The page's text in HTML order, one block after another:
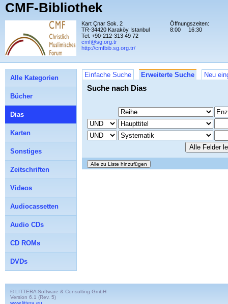
CMF-Bibliothek
Kart Çnar Sok. 2
TR-34420 Karaköy Istanbul
Tel. +90-212-313 49 72
cmf@sg.org.tr
http://cmfbib.sg.org.tr/
Öffnungszeiten:
8:00
16:30
Einfache Suche Erweiterte Suche Neu
Suche nach Dias
Alle Kategorien
Bücher
Dias
Karten
Sonstiges
Zeitschriften
Videos
Audiocassetten
Audio CDs
CD ROMs
DVDs
© LITTERA Software & Consulting GmbH
Version 6.1 (Rev. 5)
www.littera.eu